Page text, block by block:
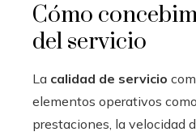
Cómo
del servicio
La calidad de servicio
elementos operativos
prestaciones, la velocidad